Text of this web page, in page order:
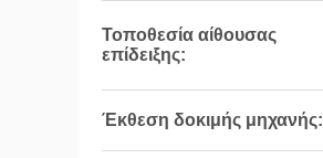
Τοποθεσία αίθουσας
επίδειξης:
Έκθεση δοκιμής μηχανής: